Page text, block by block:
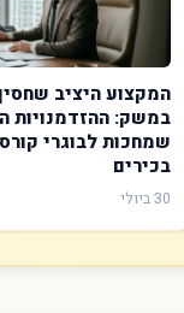
המקצוע היציב
במשק: ההזדמנויות
שמחכות לבוגרי
בכירים
30 ביולי